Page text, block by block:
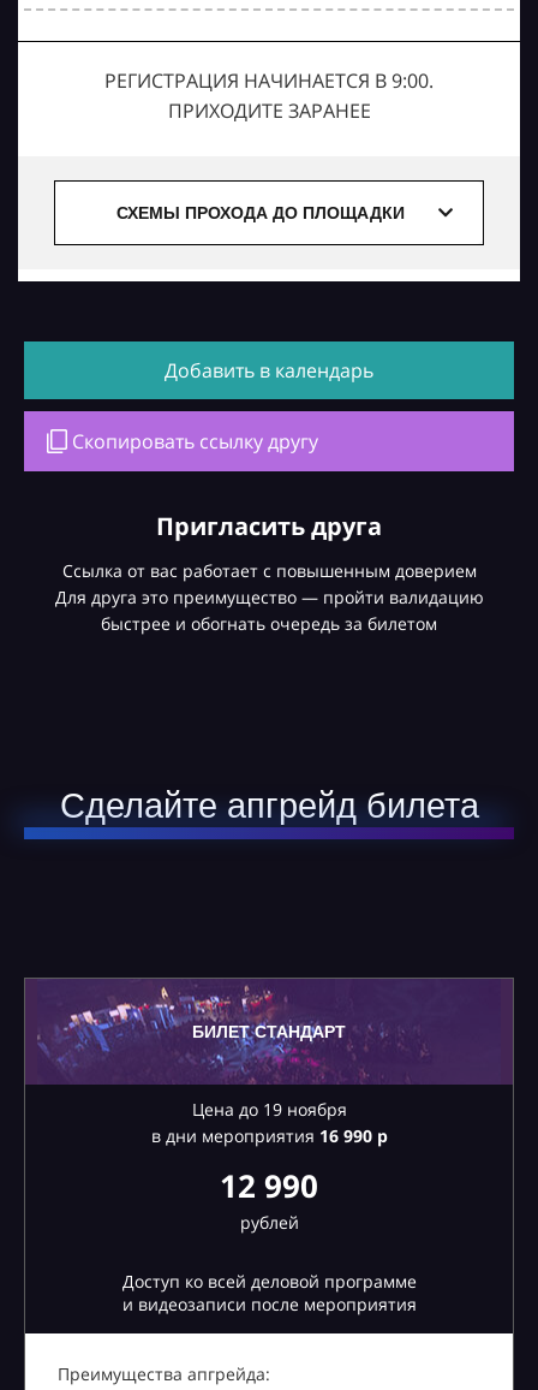
РЕГИСТРАЦИЯ НАЧИНАЕТСЯ В 9:00.
ПРИХОДИТЕ ЗАРАНЕЕ
СХЕМЫ ПРОХОДА ДО ПЛОЩАДКИ
Добавить в календарь
Скопировать ссылку другу
Пригласить друга
Ссылка от вас работает с повышенным доверием
Для друга это преимущество — пройти валидацию
быстрее и обогнать очередь за билетом
Сделайте апгрейд билета
БИЛЕТ СТАНДАРТ
Цена до 19 ноября
в дни мероприятия 16990 р
12 990
рублей
Доступ ко всей деловой программе
и видеозаписи после мероприятия
Преимущества апгрейда: